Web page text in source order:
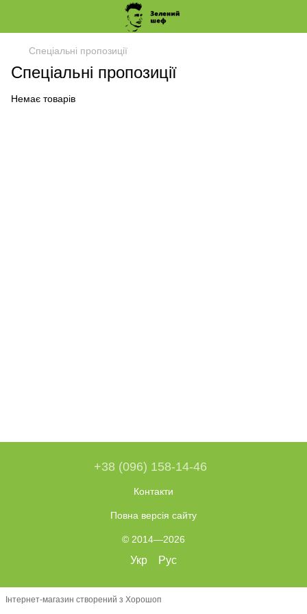
Спеціальні пропозиції
Спеціальні пропозиції
Немає товарів
+38 (096) 158-14-46
Контакти
Повна версія сайту
© 2014—2026
Укр Рус
Інтернет-магазин створений з Хорошоп